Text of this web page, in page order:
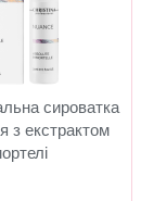
сироватка
з екстрактом